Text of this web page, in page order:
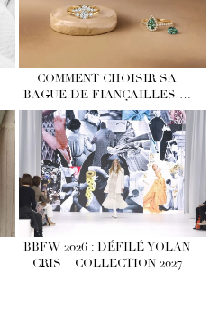
COMMENT CHOISIR SA
BAGUE DE FIANÇAILLES …
BBFW 2026 : DÉFILÉ YOLAN
CRIS – COLLECTION 2027